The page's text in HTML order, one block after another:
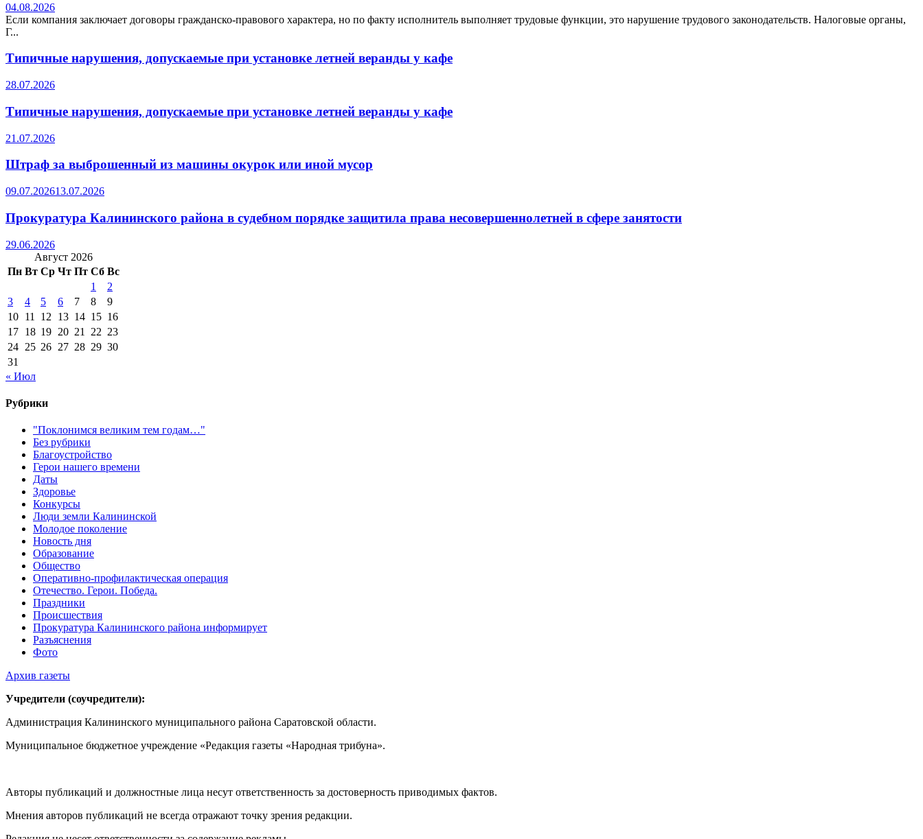
04.08.2026
Если компания заключает договоры гражданско-правового характера, но по факту исполнитель выполняет трудовые функции, это нарушение трудового законодательств. Налоговые органы,
Г...
Типичные нарушения, допускаемые при установке летней веранды у кафе
28.07.2026
Типичные нарушения, допускаемые при установке летней веранды у кафе
21.07.2026
Штраф за выброшенный из машины окурок или иной мусор
09.07.202613.07.2026
Прокуратура Калининского района в судебном порядке защитила права несовершеннолетней в сфере занятости
29.06.2026
Август 2026
Пн Вт Ср Чт Пт Сб Вс
1
2
3
4 5 6 7 8
9
10 11 12 13 14 15 16
17 18 19 20 21 22 23
24 25 26 27 28 29 30
31
« Июл
Рубрики
"Поклонимся великим тем годам…"
Без рубрики
Благоустройство
Герои нашего времени
Даты
Здоровье
Конкурсы
Люди земли Калининской
Молодое поколение
Новость дня
Образование
Общество
Оперативно-профилактическая операция
Отечество. Герои. Победа.
Праздники
Происшествия
Прокуратура Калининского района информирует
Разъяснения
Фото
Архив газеты
Учредители (соучредители):
Администрация Калининского муниципального района Саратовской области.
Муниципальное бюджетное учреждение «Редакция газеты «Народная трибуна».
Авторы публикаций и должностные лица несут ответственность за достоверность приводимых фактов.
Мнения авторов публикаций не всегда отражают точку зрения редакции.